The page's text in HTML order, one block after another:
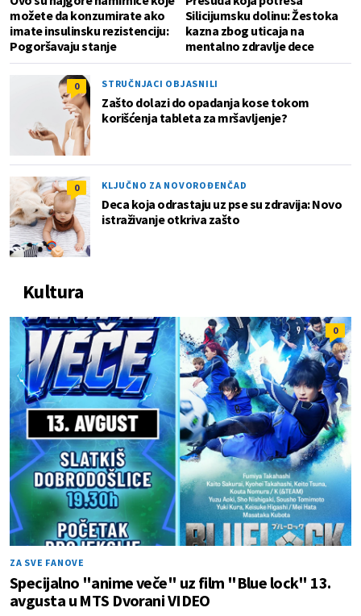
možete da konzumirate ako
imate insulinsku rezistenciju:
Pogoršavaju stanje
Silicijumsku dolinu: Žestoka
kazna zbog uticaja na
mentalno zdravlje dece
0 STRUČNJACI OBJASNILI
Zašto dolazi do opadanja kose tokom
korišćenja tableta za mršavljenje?
0 KLJUČNO ZA NOVOROĐENČAD
Deca koja odrastaju uz pse su zdravija: Novo
istraživanje otkriva zašto
Kultura
0
ZA SVE FANOVE
Specijalno "anime veče" uz film "Blue lock" 13.
avgusta u MTS Dvorani VIDEO